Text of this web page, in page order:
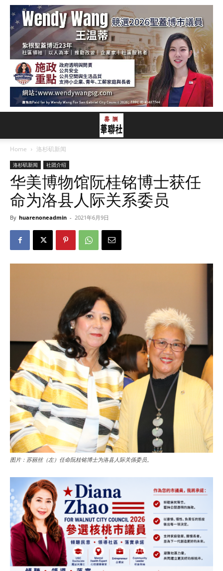
Home 洛杉矶新闻
洛杉矶新闻 社团介绍
华美博物馆阮桂铭博士获任
命为洛县人际关系委员
By huarenoneadmin - 2021年6月9日
图片：苏丽丝（左）任命阮桂铭博士为洛县人际关係委员。